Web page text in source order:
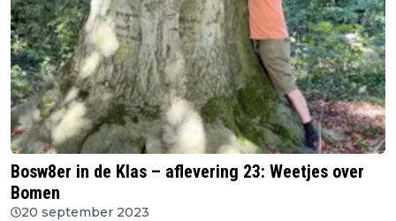
Bosw8er in de Klas – aflevering 23: Weetjes over
Bomen
20 september 2023